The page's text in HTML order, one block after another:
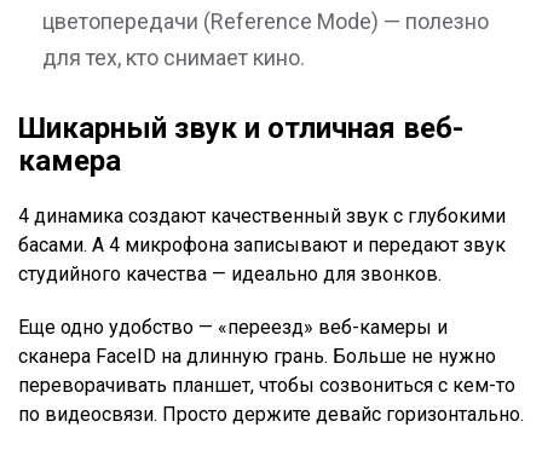
цветопередачи (Reference Mode) — полезно
для тех, кто снимает кино.
Шикарный звук и отличная веб-
камера
4 динамика создают качественный звук с глубокими
басами. А 4 микрофона записывают и передают звук
студийного качества — идеально для звонков.
Еще одно удобство — «переезд» веб-камеры и
сканера FaceID на длинную грань. Больше не нужно
переворачивать планшет, чтобы созвониться с кем-то
по видеосвязи. Просто держите девайс горизонтально.